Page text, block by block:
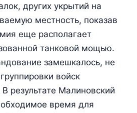
других укрытий на
местность, показав
еще располагает
танковой мощью.
замешкалось, не
войск
результате Малиновский
время для